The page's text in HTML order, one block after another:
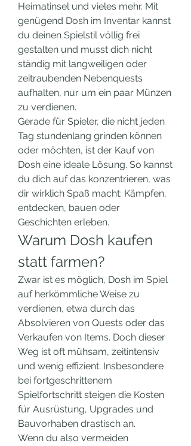
Heimatinsel und vieles mehr. Mit
genügend Dosh im Inventar kannst
du deinen Spielstil völlig frei
gestalten und musst dich nicht
ständig mit langweiligen oder
zeitraubenden Nebenquests
aufhalten, nur um ein paar Münzen
zu verdienen.
Gerade für Spieler, die nicht jeden
Tag stundenlang grinden können
oder möchten, ist der Kauf von
Dosh eine ideale Lösung. So kannst
du dich auf das konzentrieren, was
dir wirklich Spaß macht: Kämpfen,
entdecken, bauen oder
Geschichten erleben.
Warum Dosh kaufen
statt farmen?
Zwar ist es möglich, Dosh im Spiel
auf herkömmliche Weise zu
verdienen, etwa durch das
Absolvieren von Quests oder das
Verkaufen von Items. Doch dieser
Weg ist oft mühsam, zeitintensiv
und wenig effizient. Insbesondere
bei fortgeschrittenem
Spielfortschritt steigen die Kosten
für Ausrüstung, Upgrades und
Bauvorhaben drastisch an.
Wenn du also vermeiden